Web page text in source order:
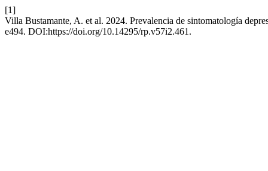
[1]
Villa Bustamante, A. et al. 2024. Prevalencia de sintomatología
e494. DOI:https://doi.org/10.14295/rp.v57i2.461.